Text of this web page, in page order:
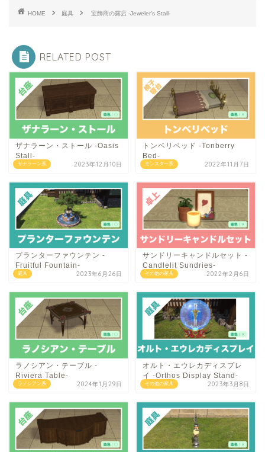
HOME 庭具 宝飾商の露店 -Jeweler’s Stall-
RELATED POST
ザナラーン系
ザナラーン・ストール -Oasis
Stall-
2023年12月10日 モンスター系
トンベリベッド -Tonberry
Bed-
2022年11月7日
庭具
プランターファウンテン -
Fruitful Fountain-
2023年6月26日 その他の家具
サンドリーキャンドルセット -
Candlelit Sundries-
2022年2月6日
ラノシアン系
ラノシアン・テーブル -
Riviera Table-
2024年1月29日 その他の家具
オルト・エウレカディスプレ
イ -Orthos Display Stand-
2023年3月8日